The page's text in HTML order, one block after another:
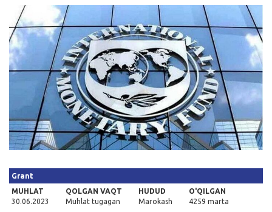
Qidirish
Kirish
Grant
MUHLAT
30.06.2023
QOLGAN VAQT
Muhlat tugagan
HUDUD
Marokash
O'QILGAN
4259 marta